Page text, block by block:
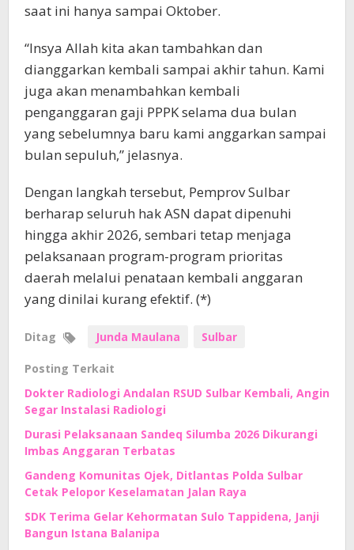
saat ini hanya sampai Oktober.
“Insya Allah kita akan tambahkan dan
dianggarkan kembali sampai akhir tahun. Kami
juga akan menambahkan kembali
penganggaran gaji PPPK selama dua bulan
yang sebelumnya baru kami anggarkan sampai
bulan sepuluh,” jelasnya.
Dengan langkah tersebut, Pemprov Sulbar
berharap seluruh hak ASN dapat dipenuhi
hingga akhir 2026, sembari tetap menjaga
pelaksanaan program-program prioritas
daerah melalui penataan kembali anggaran
yang dinilai kurang efektif. (*)
Ditag Junda Maulana Sulbar
Posting Terkait
Dokter Radiologi Andalan RSUD Sulbar Kembali, Angin
Segar Instalasi Radiologi
Durasi Pelaksanaan Sandeq Silumba 2026 Dikurangi
Imbas Anggaran Terbatas
Gandeng Komunitas Ojek, Ditlantas Polda Sulbar
Cetak Pelopor Keselamatan Jalan Raya
SDK Terima Gelar Kehormatan Sulo Tappidena, Janji
Bangun Istana Balanipa